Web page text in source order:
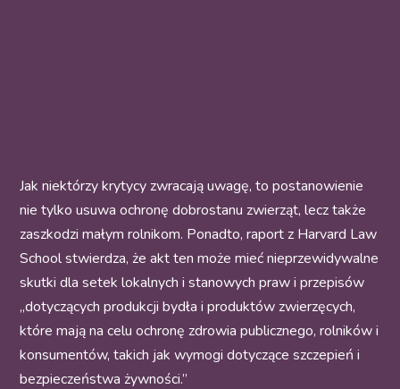
Jak niektórzykrytycyzwracają uwagę, to postanowienie
nie tylko usuwa ochronę dobrostanu zwierząt, lecz także
zaszkodzi małym rolnikom. Ponadto,raportz Harvard Law
School stwierdza, że akt ten może mieć nieprzewidywalne
skutki dla setek lokalnych i stanowych praw i przepisów
„dotyczących produkcji bydła i produktów zwierzęcych,
które mają na celu ochronę zdrowia publicznego, rolników i
konsumentów, takich jak wymogi dotyczące szczepień i
bezpieczeństwa żywności.”